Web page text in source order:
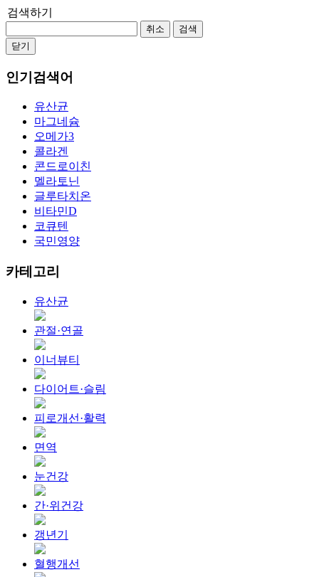
검색하기
취소
검색
닫기
인기검색어
유산균
마그네슘
오메가3
콜라겐
콘드로이친
멜라토닌
글루타치온
비타민D
코큐텐
국민영양
카테고리
유산균
관절·연골
이너뷰티
다이어트·슬림
피로개선·활력
면역
눈건강
간·위건강
갱년기
혈행개선